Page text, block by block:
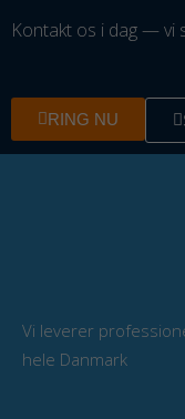
Kontakt os i dag — vi
RING NU
Vi leverer
hele Danmark